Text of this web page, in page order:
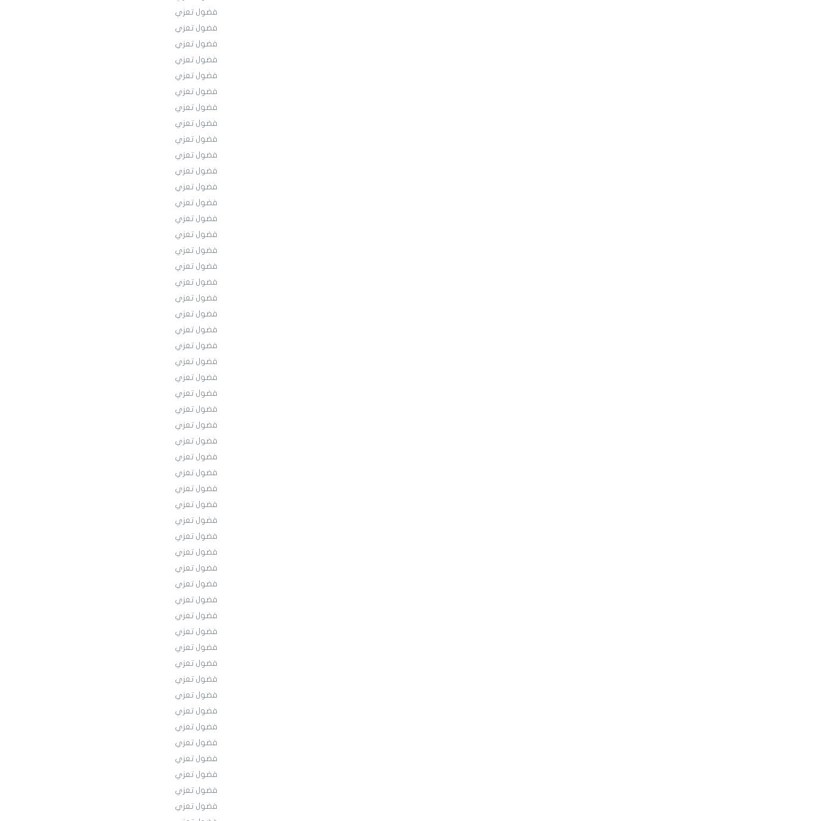
فضول تعزي
فضول تعزي
فضول تعزي
فضول تعزي
فضول تعزي
فضول تعزي
فضول تعزي
فضول تعزي
فضول تعزي
فضول تعزي
فضول تعزي
فضول تعزي
فضول تعزي
فضول تعزي
فضول تعزي
فضول تعزي
فضول تعزي
فضول تعزي
فضول تعزي
فضول تعزي
فضول تعزي
فضول تعزي
فضول تعزي
فضول تعزي
فضول تعزي
فضول تعزي
فضول تعزي
فضول تعزي
فضول تعزي
فضول تعزي
فضول تعزي
فضول تعزي
فضول تعزي
فضول تعزي
فضول تعزي
فضول تعزي
فضول تعزي
فضول تعزي
فضول تعزي
فضول تعزي
فضول تعزي
فضول تعزي
فضول تعزي
فضول تعزي
فضول تعزي
فضول تعزي
فضول تعزي
فضول تعزي
فضول تعزي
فضول تعزي
فضول تعزي